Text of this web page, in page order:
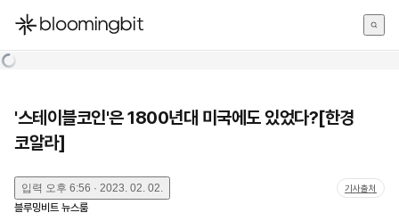
한국어
'스테이블코인'은 1800년대 미국에도 있었다?[한경
코알라]
입력 오후 6:56 · 2023. 02. 02. 기사출처
블루밍비트 뉴스룸